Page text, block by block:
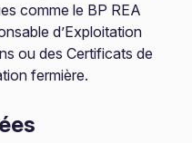
comme le BP REA
d’Exploitation
ou des Certificats de
fermière.